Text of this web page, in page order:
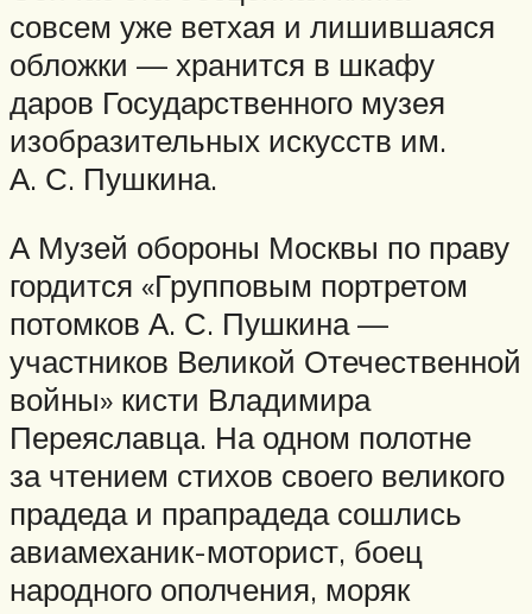
совсем уже ветхая и лишившаяся
обложки — хранится в шкафу
даров Государственного музея
изобразительных искусств им.
А. С. Пушкина.
А Музей обороны Москвы по праву
гордится «Групповым портретом
потомков А. С. Пушкина —
участников Великой Отечественной
войны» кисти Владимира
Переяславца. На одном полотне
за чтением стихов своего великого
прадеда и прапрадеда сошлись
авиамеханик-моторист, боец
народного ополчения, моряк